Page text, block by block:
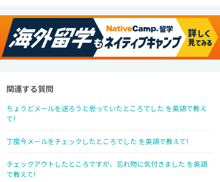
関連する質問
ちょうどメールを送ろうと思っていたところでした を英語で教え
て!
丁度今メールをチェックしたところでした を英語で教えて!
チェックアウトしたところですが、忘れ物に気付きました を英語
で教えて!